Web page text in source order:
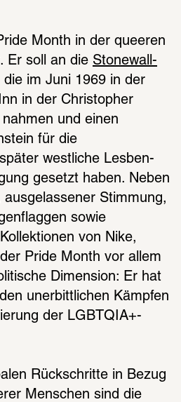
Month in der queeren
Er soll an die Stonewall-
die im Juni 1969 in der
in der Christopher
und einen
für die
westliche Lesben-
gesetzt haben. Neben
ausgelassener Stimmung,
sowie
von Nike,
Pride Month vor allem
Dimension: Er hat
unerbittlichen Kämpfen
der LGBTQIA+-
Rückschritte in Bezug
Menschen sind die